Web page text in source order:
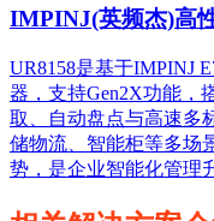
IMPINJ(英频杰)高
UR8158是基于IMPINJ
器，支持Gen2X功能，
取、自动盘点与高速多
储物流、智能柜等多场
势，是企业智能化管理